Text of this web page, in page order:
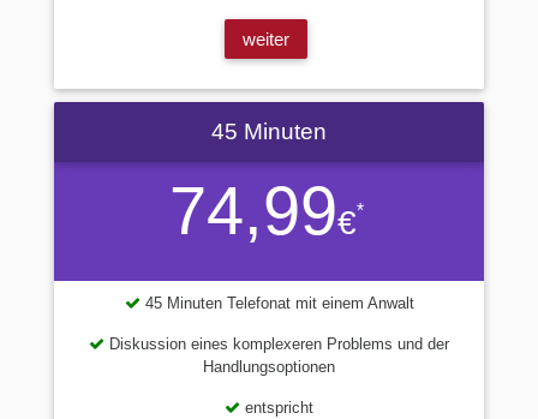
weiter
74,99€*
45 Minuten
45 Minuten Telefonat mit einem Anwalt
Diskussion eines komplexeren Problems und der
Handlungsoptionen
entspricht